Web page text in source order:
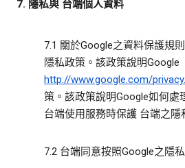
7. 隱私與 台端個人資料
7.1 關於Google之資料保護規
隱私政策。該政策說明Google
http://www.google.com/
策。該政策說明Google如何處
台端使用服務時保護 台端之隱
7.2 台端同意按照Google之隱